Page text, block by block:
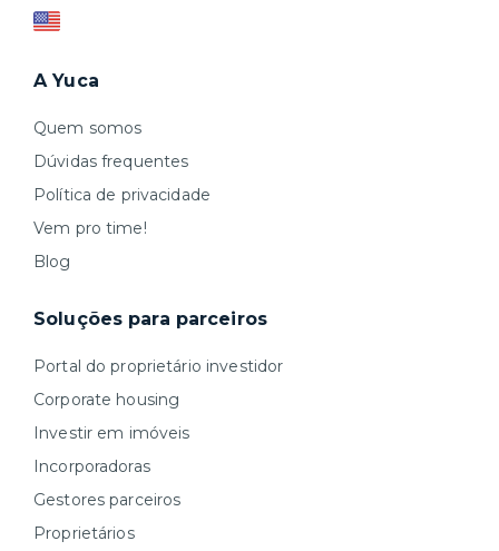
A Yuca
Quem somos
Dúvidas frequentes
Política de privacidade
Vem pro time!
Blog
Soluções para parceiros
Portal do proprietário investidor
Corporate housing
Investir em imóveis
Incorporadoras
Gestores parceiros
Proprietários